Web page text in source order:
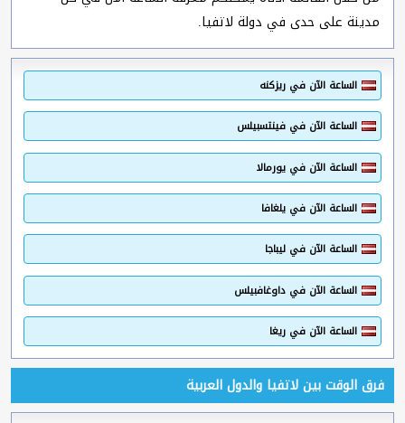
مدينة على حدى في دولة لاتفيا.
الساعة الآن في ريزكنه
الساعة الآن في فينتسبيلس
الساعة الآن في يورمالا
الساعة الآن في يلغافا
الساعة الآن في ليباجا
الساعة الآن في داوغافبيلس
الساعة الآن في ريغا
فرق الوقت بين لاتفيا والدول العربية